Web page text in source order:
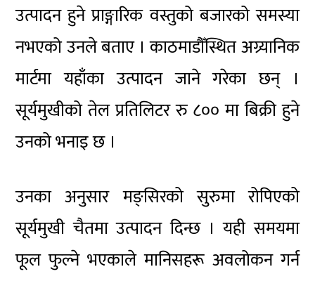
उत्पादन हुने प्राङ्गारिक वस्तुको बजारको समस्या
नभएको उनले बताए । काठमाडौँस्थित अग्र्यानिक
मार्टमा यहाँका उत्पादन जाने गरेका छन् ।
सूर्यमुखीको तेल प्रतिलिटर रु ८०० मा बिक्री हुने
उनको भनाइ छ ।
उनका अनुसार मङ्सिरको सुरुमा रोपिएको
सूर्यमुखी चैतमा उत्पादन दिन्छ । यही समयमा
फूल फुल्ने भएकाले मानिसहरू अवलोकन गर्न